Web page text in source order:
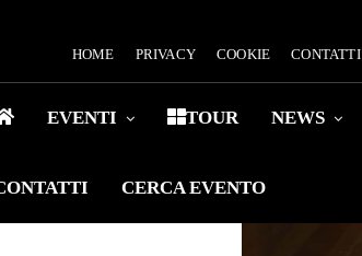
HOME PRIVACY COOKIE CONTATTI
EVENTI TOUR NEWS
CERCA EVENTO